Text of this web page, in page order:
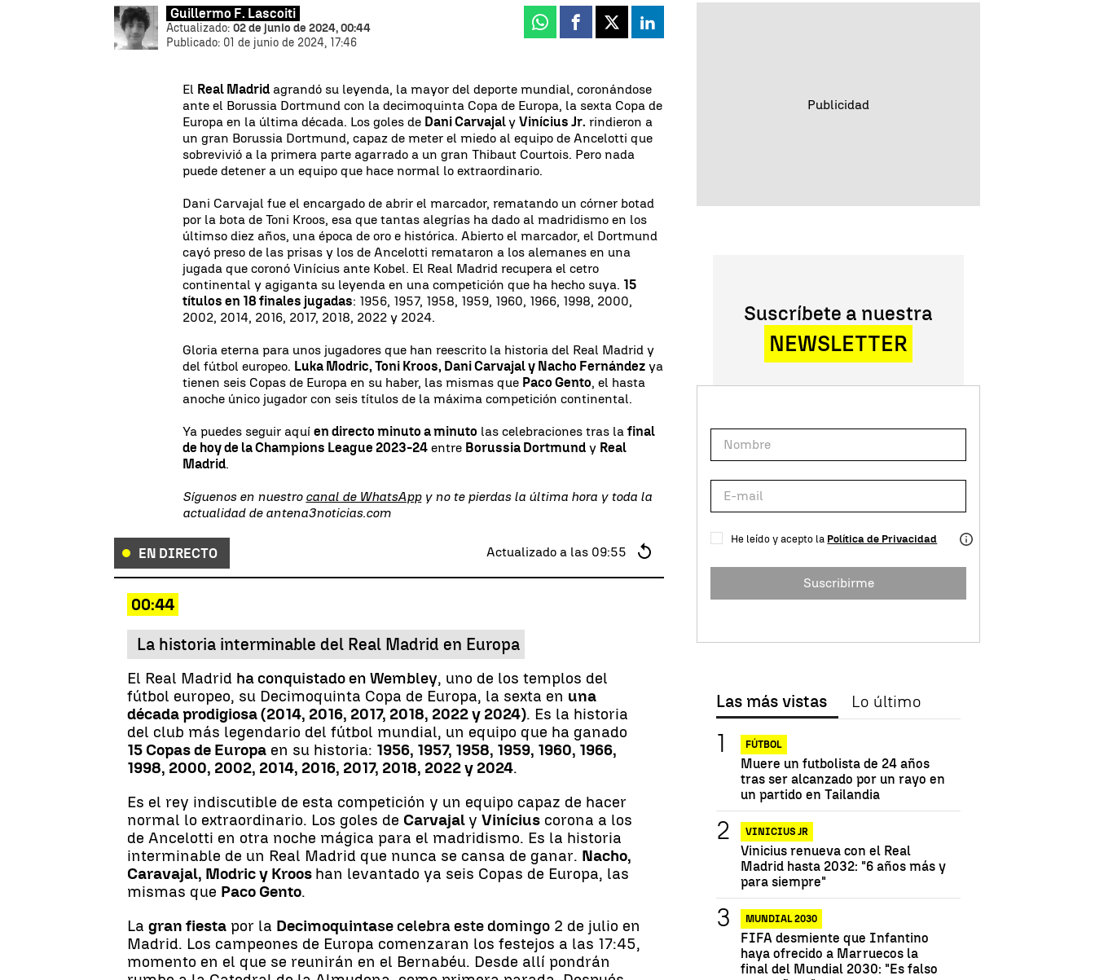
Guillermo F. Lascoiti
Actualizado: 02 de junio de 2024, 00:44
Publicado: 01 de junio de 2024, 17:46
Whatsapp
Facebook
X Linkedin
El Real Madrid agrandó su leyenda, la mayor del deporte mundial, coronándose
ante el Borussia Dortmund con la decimoquinta Copa de Europa, la sexta Copa de
Europa en la última década. Los goles de Dani CarvajalyVinícius Jr. rindieron a
un gran Borussia Dortmund, capaz de meter el miedo al equipo de Ancelotti que
sobrevivió a la primera parte agarrado a un gran Thibaut Courtois. Pero nada
puede detener a un equipo que hace normal lo extraordinario.
Dani Carvajal fue el encargado de abrir el marcador, rematando un córner botad
por la bota de Toni Kroos, esa que tantas alegrías ha dado al madridismo en los
últimso diez años, una época de oro e histórica. Abierto el marcador, el Dortmund
cayó preso de las prisas y los de Ancelotti remataron a los alemanes en una
jugada que coronó Vinícius ante Kobel. El Real Madrid recupera el cetro
continental y agiganta su leyenda en una competición que ha hecho suya. 15
títulos en 18 finales jugadas: 1956, 1957, 1958, 1959, 1960, 1966, 1998, 2000,
2002, 2014, 2016, 2017, 2018, 2022 y 2024.
Gloria eterna para unos jugadores que han reescrito la historia del Real Madrid y
del fútbol europeo. Luka Modric, Toni Kroos, Dani Carvajal y Nacho Fernándezya
tienen seis Copas de Europa en su haber, las mismas que Paco Gento, el hasta
anoche único jugador con seis títulos de la máxima competición continental.
Ya puedes seguir aquíen directo minuto a minuto las celebraciones tras lafinal
de hoy de la Champions League 2023-24 entre Borussia Dortmund y Real
Madrid.
Síguenos en nuestro canal de WhatsAppy no te pierdas la última hora y toda la
actualidad de antena3noticias.com
EN DIRECTO Actualizado a las 09:55
00:44
La historia interminable del Real Madrid en Europa
El Real Madrid ha conquistado en Wembley, uno de los templos del
fútbol europeo, su Decimoquinta Copa de Europa, la sexta en una
década prodigiosa (2014, 2016, 2017, 2018, 2022 y 2024). Es la historia
del club más legendario del fútbol mundial, un equipo que ha ganado
15 Copas de Europa en su historia: 1956, 1957, 1958, 1959, 1960, 1966,
1998, 2000, 2002, 2014, 2016, 2017, 2018, 2022 y 2024.
Es el rey indiscutible de esta competición y un equipo capaz de hacer
normal lo extraordinario. Los goles de Carvajal y Vinícius corona a los
de Ancelotti en otra noche mágica para el madridismo. Es la historia
interminable de un Real Madrid que nunca se cansa de ganar. Nacho,
Caravajal, Modric y Kroos han levantado ya seis Copas de Europa, las
mismas que Paco Gento.
La gran fiesta por la Decimoquintase celebra este domingo 2 de julio en
Madrid. Los campeones de Europa comenzaran los festejos a las 17:45,
momento en el que se reunirán en el Bernabéu. Desde allí pondrán
Suscríbete a nuestra
NEWSLETTER
He leído y acepto la Política de Privacidad
Suscribirme
Las más vistas Lo último
FÚTBOL
Muere un futbolista de 24 años
tras ser alcanzado por un rayo en
un partido en Tailandia
VINICIUS JR
Vinicius renueva con el Real
Madrid hasta 2032: "6 años más y
para siempre"
MUNDIAL 2030
FIFA desmiente que Infantino
haya ofrecido a Marruecos la
final del Mundial 2030: "Es falso